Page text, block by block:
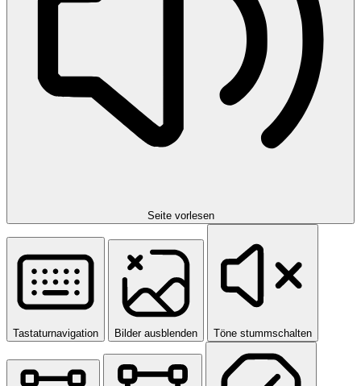
Seite vorlesen
Tastaturnavigation Bilder ausblenden Töne stummschalten